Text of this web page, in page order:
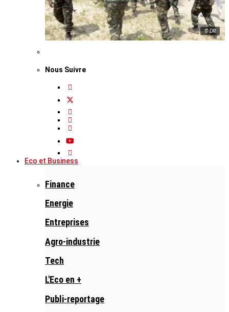
© DR
Nous Suivre
Eco et Business
Finance
Energie
Entreprises
Agro-industrie
Tech
L'Eco en +
Publi-reportage